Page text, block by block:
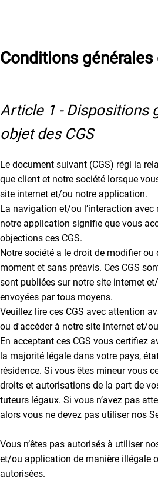
Conditions
Article 1 - Dispositions
objet des CGS
Le document suivant (CGS) régi la
que client et notre société lorsque
site internet et/ou notre application.
La navigation et/ou l’interaction
notre application signifie que vous
objections ces CGS.
Notre société a le droit de modifier ou
moment et sans préavis. Ces CGS
sont publiées sur notre site internet
envoyées par tous moyens.
Veuillez lire ces CGS avec attention
ou d'accéder à notre site internet et/
En acceptant ces CGS vous certifiez
la majorité légale dans votre pays,
résidence. Si vous êtes mineur vous
droits et autorisations de la part de
tuteurs légaux. Si vous n’avez pas
alors vous ne devez pas utiliser nos
Vous n’êtes pas autorisés à utiliser
et/ou application de manière illégale
autorisées.